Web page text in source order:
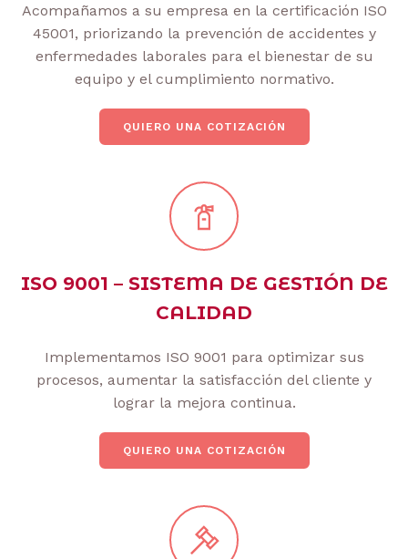
Acompañamos a su empresa en la certificación ISO
45001, priorizando la prevención de accidentes y
enfermedades laborales para el bienestar de su
equipo y el cumplimiento normativo.
QUIERO UNA COTIZACIÓN
ISO 9001 – SISTEMA DE GESTIÓN DE
CALIDAD
Implementamos ISO 9001 para optimizar sus
procesos, aumentar la satisfacción del cliente y
lograr la mejora continua.
QUIERO UNA COTIZACIÓN